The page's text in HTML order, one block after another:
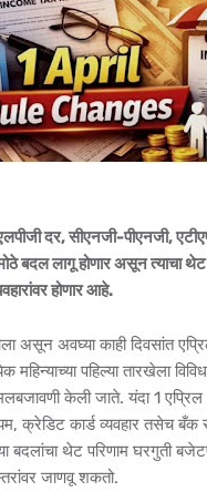
दर, सीएनजी-पीएनजी,
बदल लागू होणार असून त्याचा थेट
होणार आहे.
असून अवघ्या काही दिवसांत
महिन्याच्या पहिल्या तारखेला
केली जाते. यंदा 1
क्रेडिट कार्ड व्यवहार तसेच बँक
बदलांचा थेट परिणाम घरगुती
जाणवू शकतो.